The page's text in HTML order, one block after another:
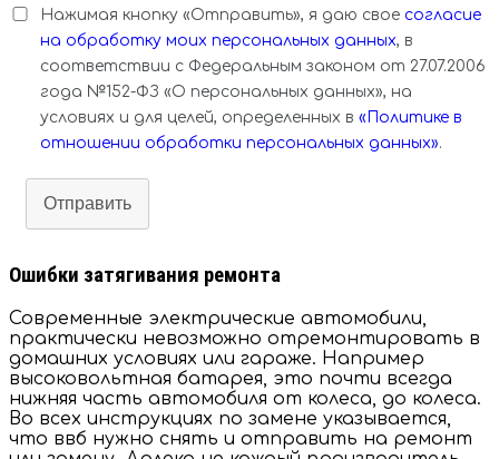
Нажимая кнопку «Отправить», я даю свое согласие
на обработку моих персональных данных, в
соответствии с Федеральным законом от 27.07.2006
года №152-ФЗ «О персональных данных», на
условиях и для целей, определенных в «Политике в
отношении обработки персональных данных».
Отправить
Ошибки затягивания ремонта
Современные электрические автомобили,
практически невозможно отремонтировать в
домашних условиях или гараже. Например
высоковольтная батарея, это почти всегда
нижняя часть автомобиля от колеса, до колеса.
Во всех инструкциях по замене указывается,
что ввб нужно снять и отправить на ремонт